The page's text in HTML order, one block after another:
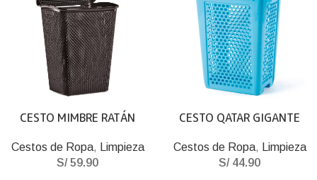
CESTO MIMBRE RATÁN
Cestos de Ropa,
Limpieza
S/59.90
CESTO QATAR GIGANTE
Cestos de Ropa,
Limpieza
S/44.90